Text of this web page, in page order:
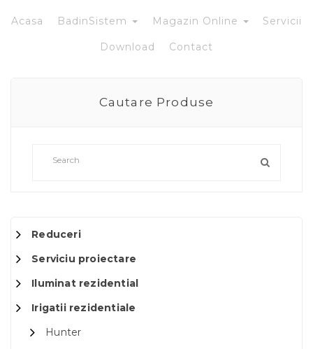
Acasa BadinSistem Magazin Online Servicii
Download Contact
Cautare Produse
Reduceri
Serviciu proiectare
Iluminat rezidential
Irigatii rezidentiale
Hunter